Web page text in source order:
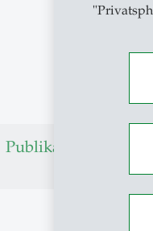
Publikationen auf